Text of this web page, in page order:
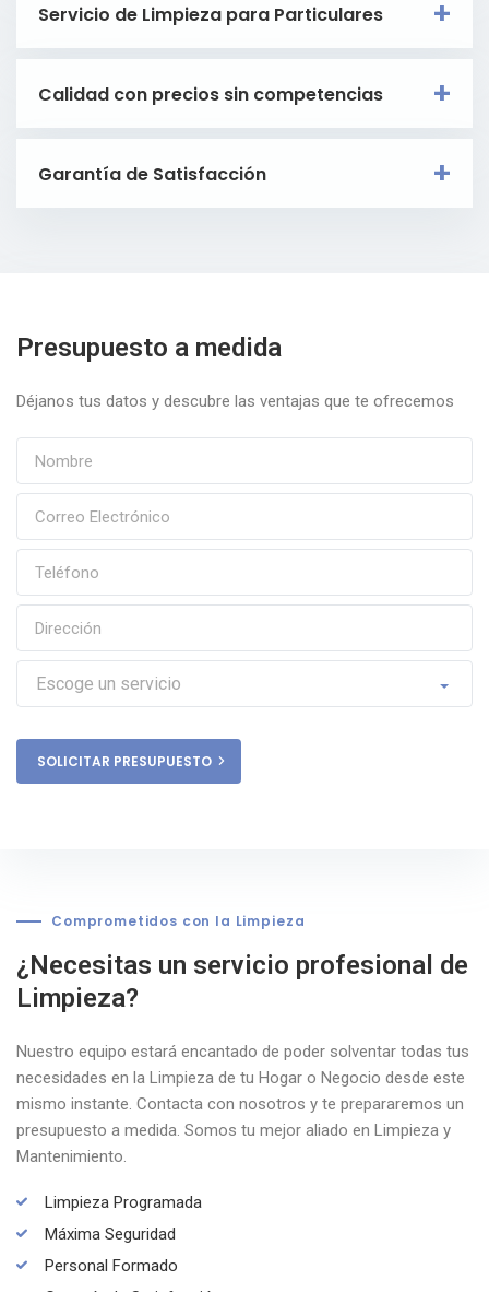
Servicio de Limpieza para Particulares
Calidad con precios sin competencias
Garantía de Satisfacción
Presupuesto a medida
Déjanos tus datos y descubre las ventajas que te ofrecemos
SOLICITAR PRESUPUESTO
Comprometidos con la Limpieza
¿Necesitas un servicio profesional de
Limpieza?
Nuestro equipo estará encantado de poder solventar todas tus
necesidades en la Limpieza de tu Hogar o Negocio desde este
mismo instante. Contacta con nosotros y te prepararemos un
presupuesto a medida. Somos tu mejor aliado en Limpieza y
Mantenimiento.
Limpieza Programada
Máxima Seguridad
Personal Formado